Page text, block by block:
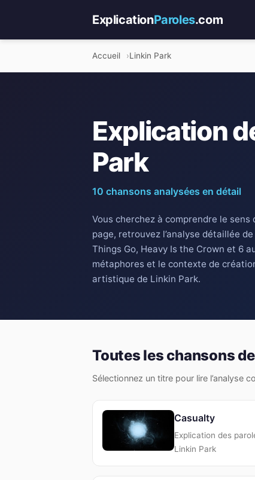
ExplicationParoles.com
Accueil Linkin Park
Explication
Park
10 chansons analysées en détail
Vous cherchez à comprendre le sens
page, retrouvez l’analyse détaillée de
Things Go, Heavy Is the Crown et 6
métaphores et le contexte de
artistique de Linkin Park.
Toutes les chansons
Sélectionnez un titre pour lire l’analyse
Casualty
Explication des
Linkin Park